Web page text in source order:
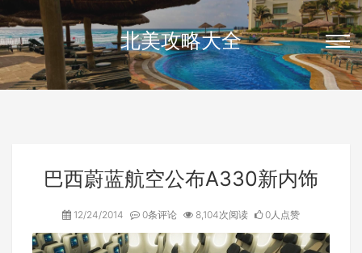
北美攻略大全
巴西蔚蓝航空公布A330新内饰
12/24/2014 0条评论 8,104次阅读 0人点赞